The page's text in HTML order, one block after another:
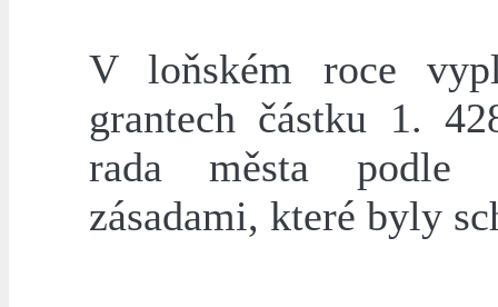
V loňském roce
grantech částku 1.
rada města podle
zásadami, které byly